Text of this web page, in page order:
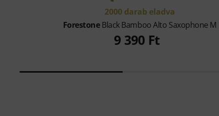
2000 darab eladva
ForestoneBlack Bamboo Alto Saxophone M
9 390 Ft